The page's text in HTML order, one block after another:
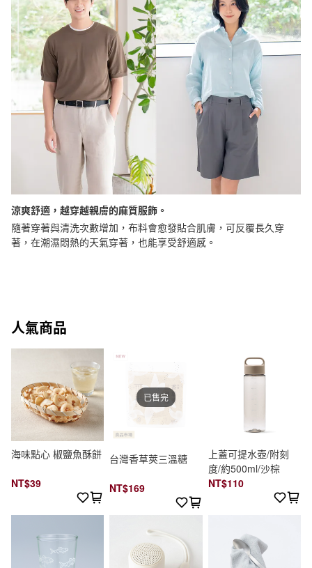
涼爽舒適，越穿越親膚的麻質服飾。
隨著穿著與清洗次數增加，布料會愈發貼合肌膚，可反覆長久穿
著，在潮濕悶熱的天氣穿著，也能享受舒適感。
人氣商品
海味點心 椒鹽魚酥餅
NT$39
台灣香草莢三溫糖
NT$169
已售完
上蓋可提水壺/附刻
度/約500ml/沙棕
NT$110